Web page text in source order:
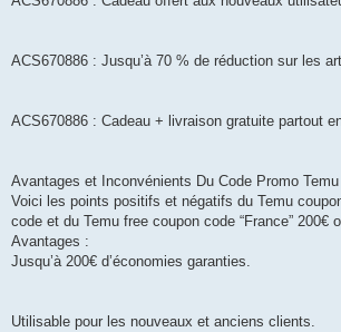
ACS670886 : Jusqu’à 70 % de réduction sur les
ACS670886 : Cadeau + livraison gratuite partout
Avantages et Inconvénients Du Code Promo
Voici les points positifs et négatifs du Temu
code et du Temu free coupon code “France” 200€
Avantages :
Jusqu’à 200€ d’économies garanties.
Utilisable pour les nouveaux et anciens clients.